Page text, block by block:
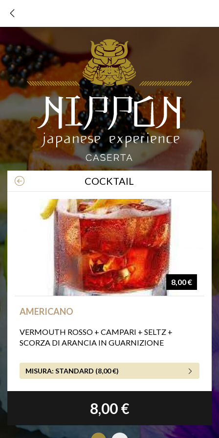
COCKTAIL
8,00 €
AMERICANO
VERMOUTH ROSSO + CAMPARI + SELTZ +
SCORZA DI ARANCIA IN GUARNIZIONE
MISURA: STANDARD (8,00 €)
8,00 €